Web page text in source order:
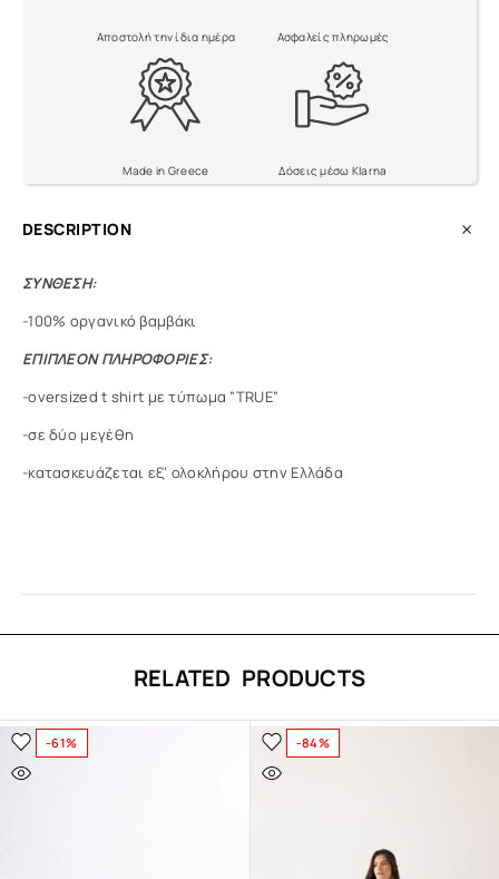
Αποστολή την ίδια ημέρα Ασφαλείς πληρωμές
Made in Greece Δόσεις μέσω Klarna
DESCRIPTION
ΣΥΝΘΕΣΗ:
-100% οργανικό βαμβάκι
ΕΠΙΠΛΕΟΝ ΠΛΗΡΟΦΟΡΙΕΣ:
-oversized t shirt με τύπωμα ”TRUE”
-σε δύο μεγέθη
-κατασκευάζεται εξ’ ολοκλήρου στην Ελλάδα
RELATED PRODUCTS
-61% -84%